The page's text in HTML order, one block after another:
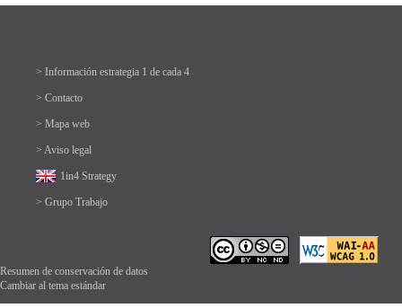
> Información estrategia 1 de cada 4
> Contacto
> Mapa web
> Aviso legal
1in4 Strategy
> Grupo Trabajo
Resumen de conservación de datos
Cambiar al tema estándar